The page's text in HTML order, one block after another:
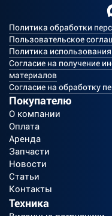
Политика обработки
Пользовательское
Политика
Согласие на получение
материалов
Согласие на обработку
Покупателю
О компании
Оплата
Аренда
Запчасти
Новости
Статьи
Контакты
Техника